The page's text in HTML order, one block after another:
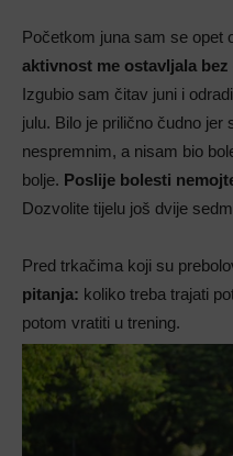
Početkom juna sam se opet
aktivnost me ostavljala bez
Izgubio sam čitav juni i
julu. Bilo je prilično čudno
nespremnim, a nisam bio
bolje. Poslije bolesti
Dozvolite tijelu još dvije
Pred trkačima koji su
pitanja: koliko treba trajati
potom vratiti u trening.